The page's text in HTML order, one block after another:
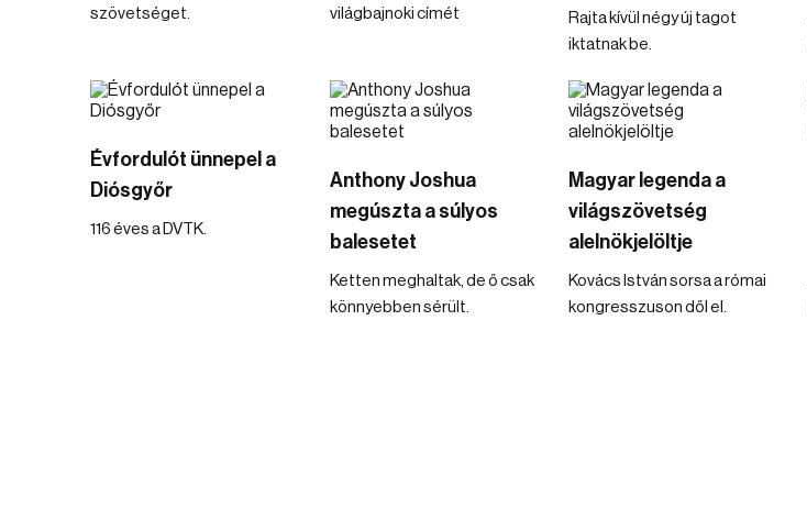
szövetséget.
világbajnoki címét
Rajta kívül négy új tagot
iktatnak be.
Évfordulót ünnepel a
Diósgyőr
116 éves a DVTK.
Anthony Joshua
megúszta a súlyos
balesetet
Ketten meghaltak, de ő csak
könnyebben sérült.
Magyar legenda a
világszövetség
alelnökjelöltje
Kovács István sorsa a római
kongresszuson dől el.